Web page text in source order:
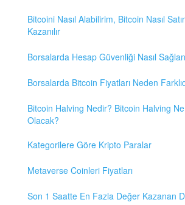
Bitcoini Nasıl Alabilirim, Bitcoin Nasıl
Kazanılır
Borsalarda Hesap Güvenliği Nasıl
Borsalarda Bitcoin Fiyatları Neden
Bitcoin Halving Nedir? Bitcoin Halving
Olacak?
Kategorilere Göre Kripto Paralar
Metaverse Coinleri Fiyatları
Son 1 Saatte En Fazla Değer Kazanan